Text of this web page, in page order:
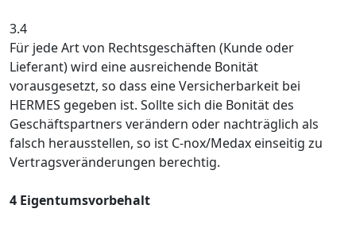
3.4
Für jede Art von Rechtsgeschäften (Kunde oder
Lieferant) wird eine ausreichende Bonität
vorausgesetzt, so dass eine Versicherbarkeit bei
HERMES gegeben ist. Sollte sich die Bonität des
Geschäftspartners verändern oder nachträglich als
falsch herausstellen, so ist C-nox/Medax einseitig zu
Vertragsveränderungen berechtig.
4 Eigentumsvorbehalt